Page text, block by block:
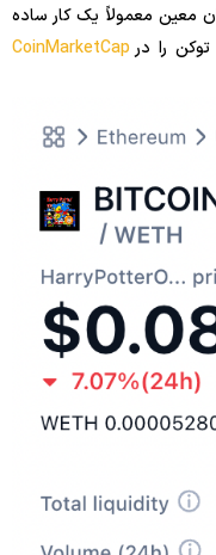
معین معمولاً یک کار ساده
را در CoinMarketCap